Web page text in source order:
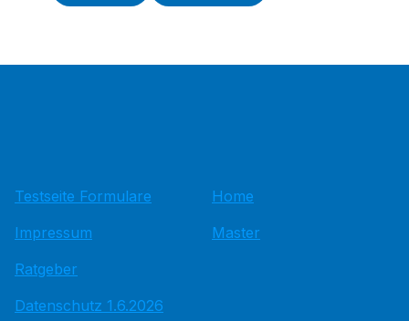
Testseite Formulare
Impressum
Ratgeber
Datenschutz 1.6.2026
Home
Master